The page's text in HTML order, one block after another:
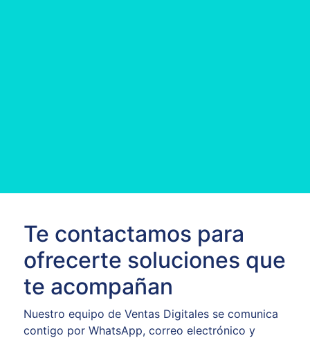
Te contactamos para
ofrecerte soluciones que
te acompañan
Nuestro equipo de Ventas Digitales se comunica
contigo por WhatsApp, correo electrónico y